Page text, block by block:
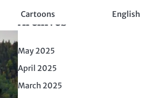
Cartoons English
Archives
May 2025
April 2025
March 2025